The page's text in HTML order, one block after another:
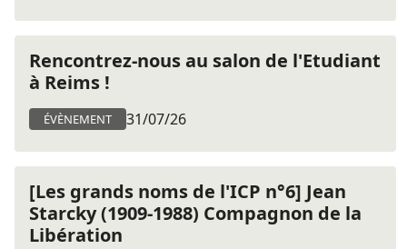
Rencontrez-nous au salon de l'Etudiant
à Reims !
ÉVÈNEMENT 31/07/26
[Les grands noms de l'ICP n°6] Jean
Starcky (1909-1988) Compagnon de la
Libération